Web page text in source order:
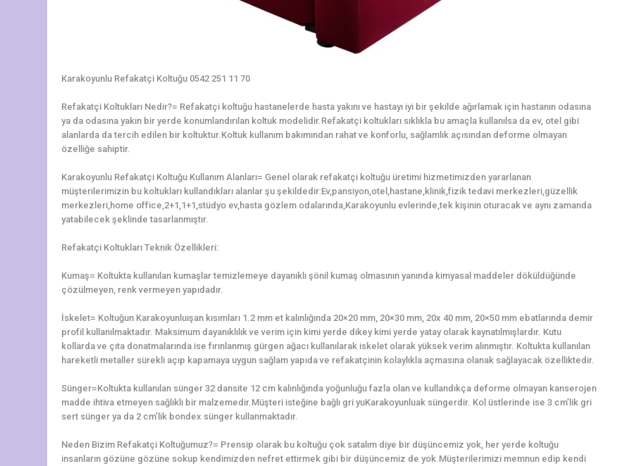
Karakoyunlu Refakatçi Koltuğu 0542 251 11 70
Refakatçi Koltukları Nedir?= Refakatçi koltuğu hastanelerde hasta yakını ve hastayı iyi bir şekilde ağırlamak için hastanın odasına
ya da odasına yakın bir yerde konumlandırılan koltuk modelidir.Refakatçi koltukları sıklıkla bu amaçla kullanılsa da ev, otel gibi
alanlarda da tercih edilen bir koltuktur.Koltuk kullanım bakımından rahat ve konforlu, sağlamlık açısından deforme olmayan
özelliğe sahiptir.
Karakoyunlu Refakatçi Koltuğu Kullanım Alanları= Genel olarak refakatçi koltuğu üretimi hizmetimizden yararlanan
müşterilerimizin bu koltukları kullandıkları alanlar şu şekildedir:Ev,pansiyon,otel,hastane,klinik,fizik tedavi merkezleri,güzellik
merkezleri,home office,2+1,1+1,stüdyo ev,hasta gözlem odalarında,Karakoyunlu evlerinde,tek kişinin oturacak ve aynı zamanda
yatabilecek şeklinde tasarlanmıştır.
Refakatçi Koltukları Teknik Özellikleri:
Kumaş= Koltukta kullanılan kumaşlar temizlemeye dayanıklı şönil kumaş olmasının yanında kimyasal maddeler döküldüğünde
çözülmeyen, renk vermeyen yapıdadır.
İskelet= Koltuğun Karakoyunluışan kısımları 1.2 mm et kalınlığında 20×20 mm, 20×30 mm, 20x 40 mm, 20×50 mm ebatlarında demir
profil kullanılmaktadır. Maksimum dayanıklılık ve verim için kimi yerde dikey kimi yerde yatay olarak kaynatılmışlardır. Kutu
kollarda ve çıta donatmalarında ise fırınlanmış gürgen ağacı kullanılarak iskelet olarak yüksek verim alınmıştır. Koltukta kullanılan
hareketli metaller sürekli açıp kapamaya uygun sağlam yapıda ve refakatçinin kolaylıkla açmasına olanak sağlayacak özelliktedir.
Sünger=Koltukta kullanılan sünger 32 dansite 12 cm kalınlığında yoğunluğu fazla olan ve kullandıkça deforme olmayan kanserojen
madde ihtiva etmeyen sağlıklı bir malzemedir.Müşteri isteğine bağlı gri yuKarakoyunluak süngerdir. Kol üstlerinde ise 3 cm’lik gri
sert sünger ya da 2 cm’lik bondex sünger kullanmaktadır.
Neden Bizim Refakatçi Koltuğumuz?= Prensip olarak bu koltuğu çok satalım diye bir düşüncemiz yok, her yerde koltuğu
insanların gözüne gözüne sokup kendimizden nefret ettirmek gibi bir düşüncemiz de yok.Müşterilerimizi memnun edip kendi